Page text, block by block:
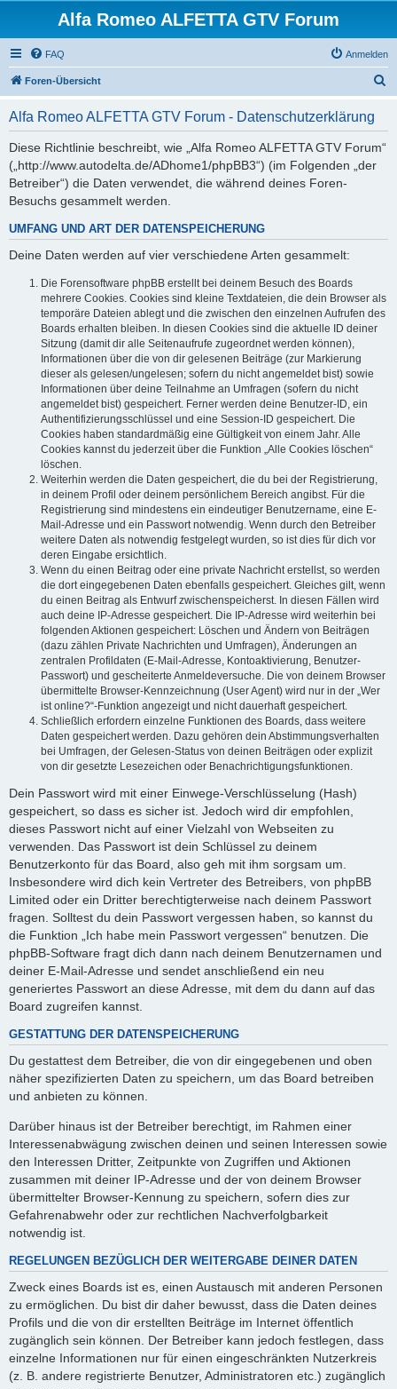
Alfa Romeo ALFETTA GTV Forum
FAQ Anmelden
Foren-Übersicht
Alfa Romeo ALFETTA GTV Forum - Datenschutzerklärung
Diese Richtlinie beschreibt, wie „Alfa Romeo ALFETTA GTV Forum“
(„http://www.autodelta.de/ADhome1/phpBB3“) (im Folgenden „der
Betreiber“) die Daten verwendet, die während deines Foren-
Besuchs gesammelt werden.
UMFANG UND ART DER DATENSPEICHERUNG
Deine Daten werden auf vier verschiedene Arten gesammelt:
Die Forensoftware phpBB erstellt bei deinem Besuch des Boards
mehrere Cookies. Cookies sind kleine Textdateien, die dein Browser als
temporäre Dateien ablegt und die zwischen den einzelnen Aufrufen des
Boards erhalten bleiben. In diesen Cookies sind die aktuelle ID deiner
Sitzung (damit dir alle Seitenaufrufe zugeordnet werden können),
Informationen über die von dir gelesenen Beiträge (zur Markierung
dieser als gelesen/ungelesen; sofern du nicht angemeldet bist) sowie
Informationen über deine Teilnahme an Umfragen (sofern du nicht
angemeldet bist) gespeichert. Ferner werden deine Benutzer-ID, ein
Authentifizierungsschlüssel und eine Session-ID gespeichert. Die
Cookies haben standardmäßig eine Gültigkeit von einem Jahr. Alle
Cookies kannst du jederzeit über die Funktion „Alle Cookies löschen“
löschen.
Weiterhin werden die Daten gespeichert, die du bei der Registrierung,
in deinem Profil oder deinem persönlichem Bereich angibst. Für die
Registrierung sind mindestens ein eindeutiger Benutzername, eine E-
Mail-Adresse und ein Passwort notwendig. Wenn durch den Betreiber
weitere Daten als notwendig festgelegt wurden, so ist dies für dich vor
deren Eingabe ersichtlich.
Wenn du einen Beitrag oder eine private Nachricht erstellst, so werden
die dort eingegebenen Daten ebenfalls gespeichert. Gleiches gilt, wenn
du einen Beitrag als Entwurf zwischenspeicherst. In diesen Fällen wird
auch deine IP-Adresse gespeichert. Die IP-Adresse wird weiterhin bei
folgenden Aktionen gespeichert: Löschen und Ändern von Beiträgen
(dazu zählen Private Nachrichten und Umfragen), Änderungen an
zentralen Profildaten (E-Mail-Adresse, Kontoaktivierung, Benutzer-
Passwort) und gescheiterte Anmeldeversuche. Die von deinem Browser
übermittelte Browser-Kennzeichnung (User Agent) wird nur in der „Wer
ist online?“-Funktion angezeigt und nicht dauerhaft gespeichert.
Schließlich erfordern einzelne Funktionen des Boards, dass weitere
Daten gespeichert werden. Dazu gehören dein Abstimmungsverhalten
bei Umfragen, der Gelesen-Status von deinen Beiträgen oder explizit
von dir gesetzte Lesezeichen oder Benachrichtigungsfunktionen.
Dein Passwort wird mit einer Einwege-Verschlüsselung (Hash)
gespeichert, so dass es sicher ist. Jedoch wird dir empfohlen,
dieses Passwort nicht auf einer Vielzahl von Webseiten zu
verwenden. Das Passwort ist dein Schlüssel zu deinem
Benutzerkonto für das Board, also geh mit ihm sorgsam um.
Insbesondere wird dich kein Vertreter des Betreibers, von phpBB
Limited oder ein Dritter berechtigterweise nach deinem Passwort
fragen. Solltest du dein Passwort vergessen haben, so kannst du
die Funktion „Ich habe mein Passwort vergessen“ benutzen. Die
phpBB-Software fragt dich dann nach deinem Benutzernamen und
deiner E-Mail-Adresse und sendet anschließend ein neu
generiertes Passwort an diese Adresse, mit dem du dann auf das
Board zugreifen kannst.
GESTATTUNG DER DATENSPEICHERUNG
Du gestattest dem Betreiber, die von dir eingegebenen und oben
näher spezifizierten Daten zu speichern, um das Board betreiben
und anbieten zu können.
Darüber hinaus ist der Betreiber berechtigt, im Rahmen einer
Interessenabwägung zwischen deinen und seinen Interessen sowie
den Interessen Dritter, Zeitpunkte von Zugriffen und Aktionen
zusammen mit deiner IP-Adresse und der von deinem Browser
übermittelter Browser-Kennung zu speichern, sofern dies zur
Gefahrenabwehr oder zur rechtlichen Nachverfolgbarkeit
notwendig ist.
REGELUNGEN BEZÜGLICH DER WEITERGABE DEINER DATEN
Zweck eines Boards ist es, einen Austausch mit anderen Personen
zu ermöglichen. Du bist dir daher bewusst, dass die Daten deines
Profils und die von dir erstellten Beiträge im Internet öffentlich
zugänglich sein können. Der Betreiber kann jedoch festlegen, dass
einzelne Informationen nur für einen eingeschränkten Nutzerkreis
(z. B. andere registrierte Benutzer, Administratoren etc.) zugänglich